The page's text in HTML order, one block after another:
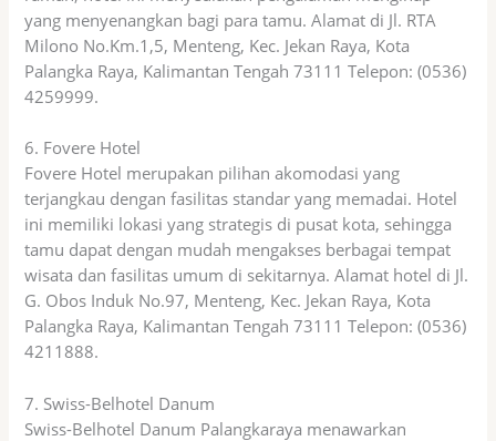
yang menyenangkan bagi para tamu. Alamat di Jl. RTA
Milono No.Km.1,5, Menteng, Kec. Jekan Raya, Kota
Palangka Raya, Kalimantan Tengah 73111 Telepon: (0536)
4259999.
6. Fovere Hotel
Fovere Hotel merupakan pilihan akomodasi yang
terjangkau dengan fasilitas standar yang memadai. Hotel
ini memiliki lokasi yang strategis di pusat kota, sehingga
tamu dapat dengan mudah mengakses berbagai tempat
wisata dan fasilitas umum di sekitarnya. Alamat hotel di Jl.
G. Obos Induk No.97, Menteng, Kec. Jekan Raya, Kota
Palangka Raya, Kalimantan Tengah 73111 Telepon: (0536)
4211888.
7. Swiss-Belhotel Danum
Swiss-Belhotel Danum Palangkaraya menawarkan